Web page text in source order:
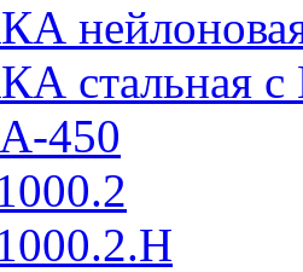
нейлоновая
стальная
450